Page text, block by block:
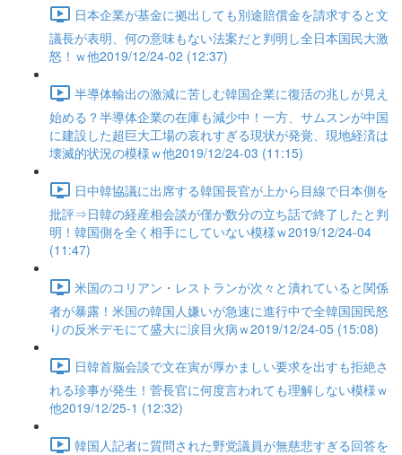
日本企業が基金に拠出しても別途賠償金を請求すると文
議長が表明、何の意味もない法案だと判明し全日本国民大激
怒！ｗ他2019/12/24-02 (12:37)
半導体輸出の激減に苦しむ韓国企業に復活の兆しが見え
始める？半導体企業の在庫も減少中！一方、サムスンが中国
に建設した超巨大工場の哀れすぎる現状が発覚、現地経済は
壊滅的状況の模様ｗ他2019/12/24-03 (11:15)
日中韓協議に出席する韓国長官が上から目線で日本側を
批評⇒日韓の経産相会談が僅か数分の立ち話で終了したと判
明！韓国側を全く相手にしていない模様ｗ2019/12/24-04
(11:47)
米国のコリアン・レストランが次々と潰れていると関係
者が暴露！米国の韓国人嫌いが急速に進行中で全韓国国民怒
りの反米デモにて盛大に涙目火病ｗ2019/12/24-05 (15:08)
日韓首脳会談で文在寅が厚かましい要求を出すも拒絶さ
れる珍事が発生！菅長官に何度言われても理解しない模様ｗ
他2019/12/25-1 (12:32)
韓国人記者に質問された野党議員が無慈悲すぎる回答を